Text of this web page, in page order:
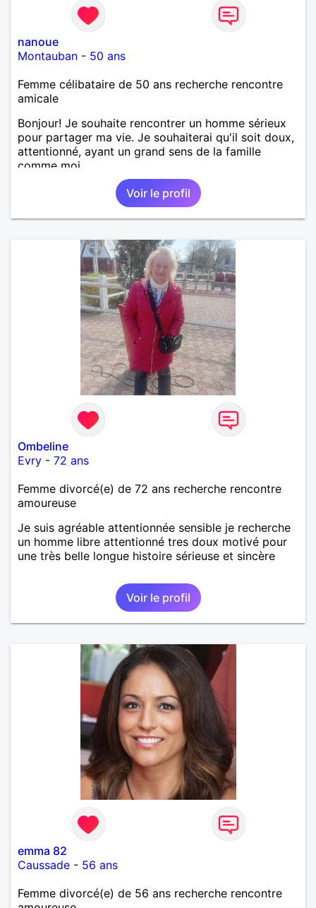
nanoue
Montauban - 50 ans
Femme célibataire de 50 ans recherche rencontre
amicale
Bonjour! Je souhaite rencontrer un homme sérieux
pour partager ma vie. Je souhaiterai qu'il soit doux,
attentionné, ayant un grand sens de la famille
comme moi.
Voir le profil
Ombeline
Evry - 72 ans
Femme divorcé(e) de 72 ans recherche rencontre
amoureuse
Je suis agréable attentionnée sensible je recherche
un homme libre attentionné tres doux motivé pour
une très belle longue histoire sérieuse et sincère
Voir le profil
emma 82
Caussade - 56 ans
Femme divorcé(e) de 56 ans recherche rencontre